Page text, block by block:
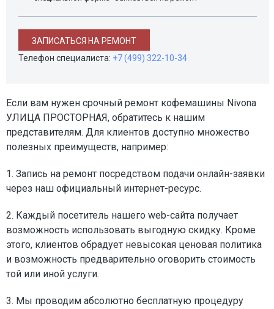
ЗАПИСАТЬСЯ НА РЕМОНТ
Телефон специалиста: +7 (499) 322-10-34
Если вам нужен срочный ремонт кофемашины Nivona
УЛИЦА ПРОСТОРНАЯ, обратитесь к нашим
представителям. Для клиентов доступно множество
полезных преимуществ, например:
1. Запись на ремонт посредством подачи онлайн-заявки
через наш официальный интернет-ресурс.
2. Каждый посетитель нашего web-сайта получает
возможность использовать выгодную скидку. Кроме
этого, клиентов обрадует невысокая ценовая политика
и возможность предварительно оговорить стоимость
той или иной услуги.
3. Мы проводим абсолютно бесплатную процедуру